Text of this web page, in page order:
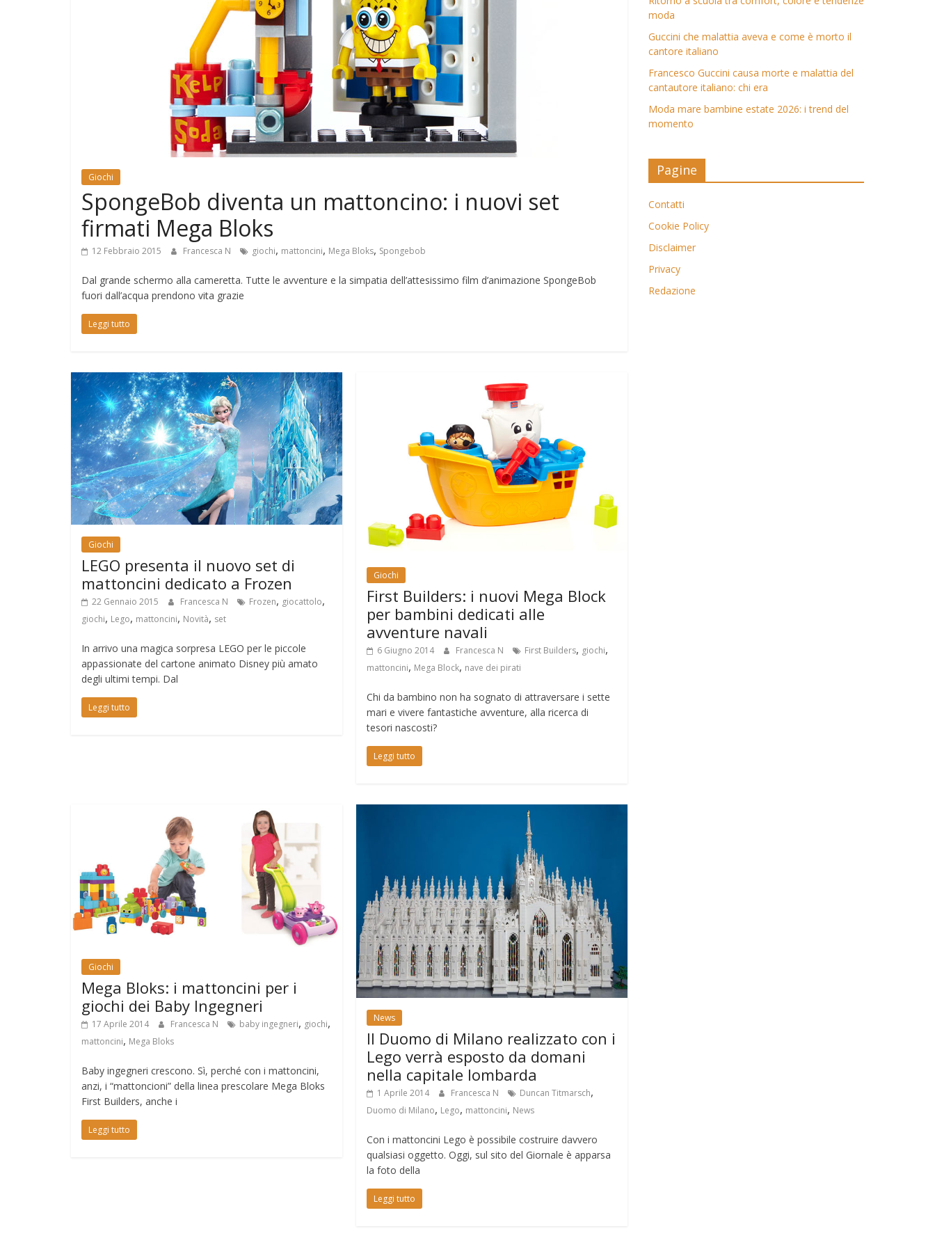
Giochi
SpongeBob diventa un mattoncino: i nuovi set
firmati Mega Bloks
12 Febbraio 2015 Francesca N giochi, mattoncini, Mega Bloks, Spongebob
Dal grande schermo alla cameretta. Tutte le avventure e la simpatia dell’attesissimo film d’animazione SpongeBob
fuori dall’acqua prendono vita grazie
Leggi tutto
Giochi
LEGO presenta il nuovo set di
mattoncini dedicato a Frozen
22 Gennaio 2015 Francesca N Frozen, giocattolo,
giochi, Lego, mattoncini, Novità, set
In arrivo una magica sorpresa LEGO per le piccole
appassionate del cartone animato Disney più amato
degli ultimi tempi. Dal
Leggi tutto
Giochi
First Builders: i nuovi Mega Block
per bambini dedicati alle
avventure navali
6 Giugno 2014 Francesca N First Builders, giochi,
mattoncini, Mega Block, nave dei pirati
Chi da bambino non ha sognato di attraversare i sette
mari e vivere fantastiche avventure, alla ricerca di
tesori nascosti?
Leggi tutto
Giochi
Mega Bloks: i mattoncini per i
giochi dei Baby Ingegneri
17 Aprile 2014 Francesca N baby ingegneri, giochi,
mattoncini, Mega Bloks
Baby ingegneri crescono. Sì, perché con i mattoncini,
anzi, i “mattoncioni” della linea prescolare Mega Bloks
First Builders, anche i
Leggi tutto
News
Il Duomo di Milano realizzato con i
Lego verrà esposto da domani
nella capitale lombarda
1 Aprile 2014 Francesca N Duncan Titmarsch,
Duomo di Milano, Lego, mattoncini, News
Con i mattoncini Lego è possibile costruire davvero
qualsiasi oggetto. Oggi, sul sito del Giornale è apparsa
la foto della
Leggi tutto
moda
Guccini che malattia aveva e come è morto il
cantore italiano
Francesco Guccini causa morte e malattia del
cantautore italiano: chi era
Moda mare bambine estate 2026: i trend del
momento
Pagine
Contatti
Cookie Policy
Disclaimer
Privacy
Redazione